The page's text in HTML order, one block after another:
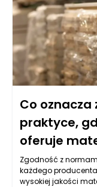
Co
praktyce,
oferuje
Zgodność z
każdego
wysokiej jakości